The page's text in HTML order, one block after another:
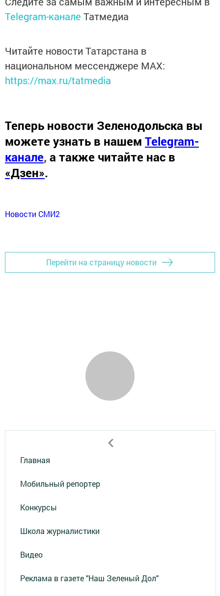
Telegram-канале Татмедиа
Читайте новости Татарстана в
национальном мессенджере MАХ:
https://max.ru/tatmedia
Теперь новости Зеленодольска вы
можете узнать в нашем Telegram-
канале, а также читайте нас в
«Дзен».
Новости СМИ2
Перейти на страницу новости
Главная
Мобильный репортер
Конкурсы
Школа журналистики
Видео
Реклама в газете "Наш Зеленый Дол"